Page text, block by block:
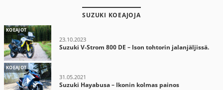
SUZUKI KOEAJOJA
KOEAJOT
23.10.2023
Suzuki V-Strom 800 DE – Ison tohtorin jalanjäljissä.
KOEAJOT
31.05.2021
Suzuki Hayabusa – Ikonin kolmas painos